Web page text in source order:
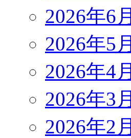
2026年6月
2026年5月
2026年4月
2026年3月
2026年2月